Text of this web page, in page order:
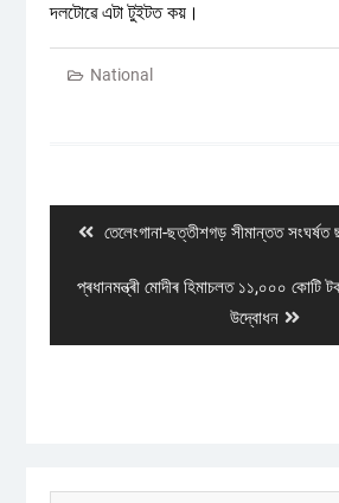
দলটোৱে এটা টুইটত কয়।
National
Previous
তেলেংগানা-ছত্তীশগড় সীমান্তত সংঘৰ্ষত
Next
প্ৰধানমন্ত্ৰী মোদীৰ হিমাচলত ১১,০০০ কোটি
উদ্বোধন